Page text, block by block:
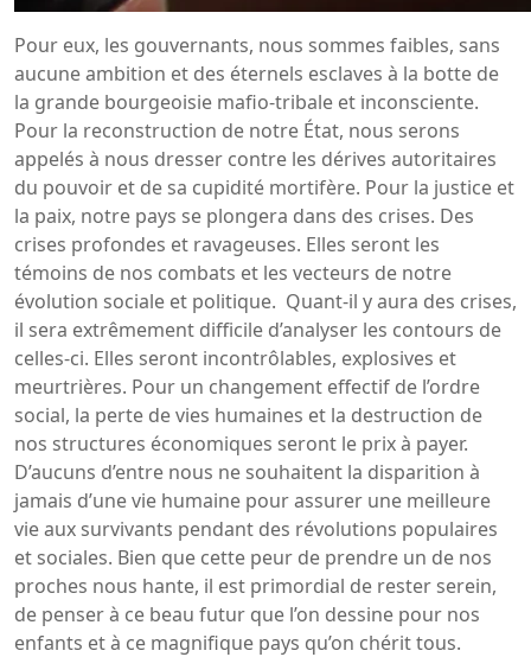
Pour eux, les gouvernants, nous sommes faibles, sans
aucune ambition et des éternels esclaves à la botte de
la grande bourgeoisie mafio-tribale et inconsciente.
Pour la reconstruction de notre État, nous serons
appelés à nous dresser contre les dérives autoritaires
du pouvoir et de sa cupidité mortifère. Pour la justice et
la paix, notre pays se plongera dans des crises. Des
crises profondes et ravageuses. Elles seront les
témoins de nos combats et les vecteurs de notre
évolution sociale et politique. Quant-il y aura des crises,
il sera extrêmement difficile d’analyser les contours de
celles-ci. Elles seront incontrôlables, explosives et
meurtrières. Pour un changement effectif de l’ordre
social, la perte de vies humaines et la destruction de
nos structures économiques seront le prix à payer.
D’aucuns d’entre nous ne souhaitent la disparition à
jamais d’une vie humaine pour assurer une meilleure
vie aux survivants pendant des révolutions populaires
et sociales. Bien que cette peur de prendre un de nos
proches nous hante, il est primordial de rester serein,
de penser à ce beau futur que l’on dessine pour nos
enfants et à ce magnifique pays qu’on chérit tous.